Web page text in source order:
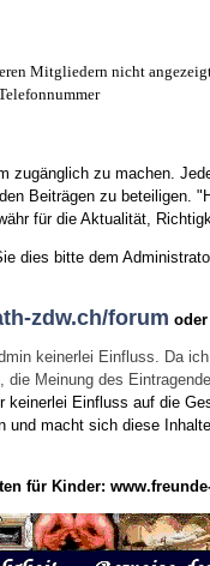
Mitgliedern nicht
zu machen.
Beiträgen zu
für die Aktualität,
dies bitte dem
zdw.ch/forum
keinerlei Einfluss. Da
Meinung des
Einfluss auf die
und macht sich diese
für Kinder: